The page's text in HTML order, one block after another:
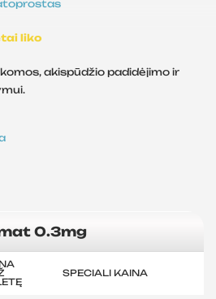
liko
akispūdžio padidėjimo ir
0.3mg
SPECIALI KAINA